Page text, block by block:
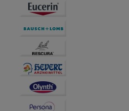
auch die Werbung auf
für Sie zu gestalten.
Daten hierfür teilweise an
soziale Medien